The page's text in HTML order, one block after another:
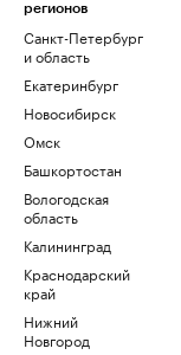
регионов
Санкт-Петербург
и область
Екатеринбург
Новосибирск
Омск
Башкортостан
Вологодская
область
Калининград
Краснодарский
край
Нижний
Новгород